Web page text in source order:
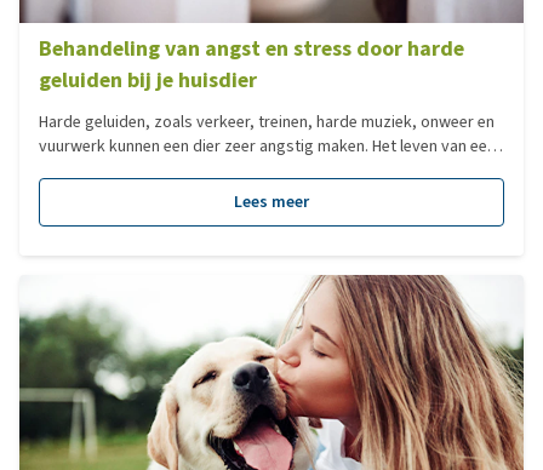
Behandeling van angst en stress door harde
geluiden bij je huisdier
Harde geluiden, zoals verkeer, treinen, harde muziek, onweer en
vuurwerk kunnen een dier zeer angstig maken. Het leven van een
permanent, er zijn manieren en hulpmiddelen om een dier over
zijn angst heen te helpen of in ieder geval minder angstig te
Lees meer